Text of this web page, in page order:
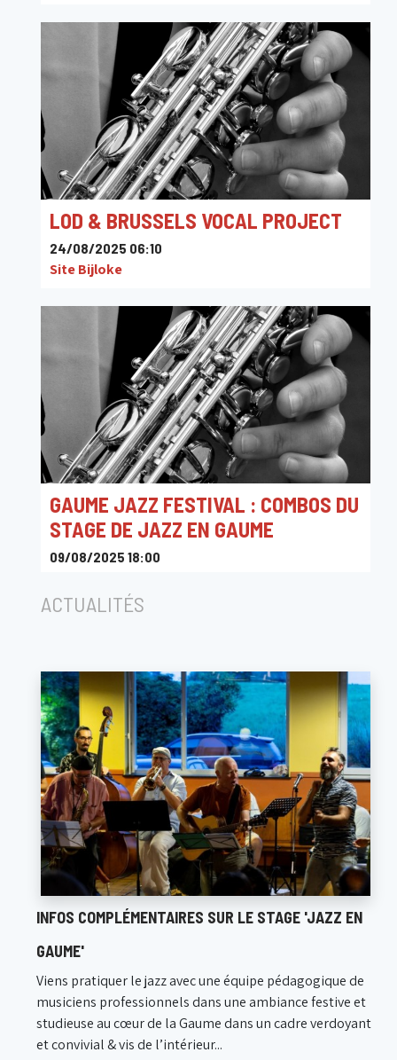
LOD & BRUSSELS VOCAL PROJECT
24/08/2025 06:10
Site Bijloke
GAUME JAZZ FESTIVAL : COMBOS DU
STAGE DE JAZZ EN GAUME
09/08/2025 18:00
ACTUALITÉS
INFOS COMPLÉMENTAIRES SUR LE STAGE 'JAZZ EN
GAUME'
Viens pratiquer le jazz avec une équipe pédagogique de
musiciens professionnels dans une ambiance festive et
studieuse au cœur de la Gaume dans un cadre verdoyant
et convivial & vis de l’intérieur...